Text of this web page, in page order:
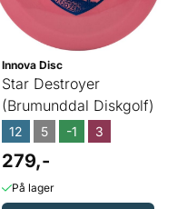
Innova Disc
Star Destroyer
(Brumunddal Diskgolf)
12 5 -1 3
279,-
På lager